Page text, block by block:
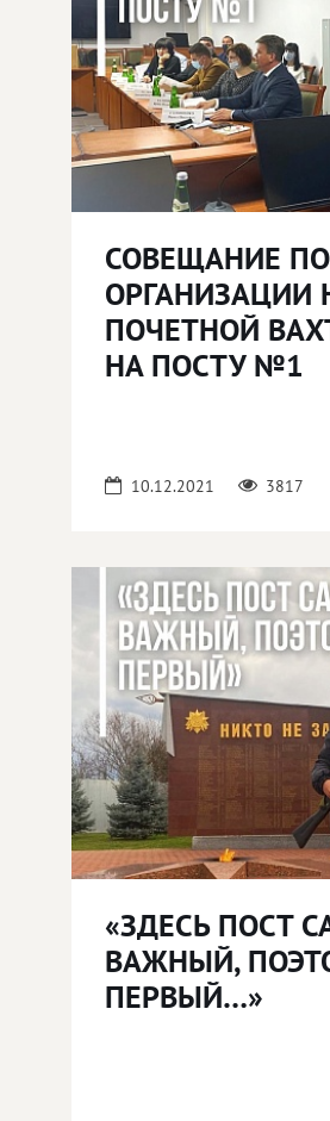
СОВЕЩАНИЕ ПО
ОРГАНИЗАЦИИ
ПОЧЕТНОЙ
НА ПОСТУ №1
10.12.2021 3817
«ЗДЕСЬ ПОСТ
ВАЖНЫЙ,
ПЕРВЫЙ…»